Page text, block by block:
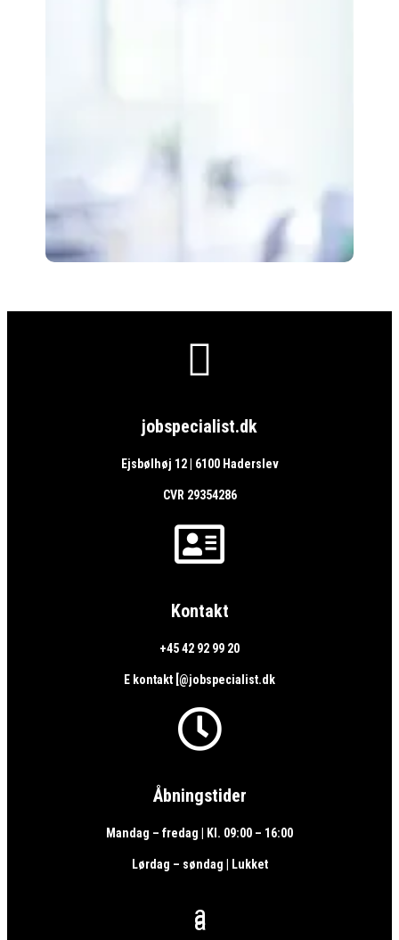

jobspecialist.dk
Ejsbølhøj 12 | 6100 Haderslev
CVR 29354286

Kontakt
+45 42 92 99 20
E kontakt [@jobspecialist.dk

Åbningstider
Mandag – fredag | Kl. 09:00 – 16:00
Lørdag – søndag | Lukket